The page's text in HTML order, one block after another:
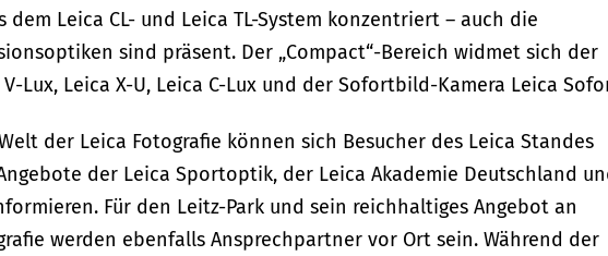
dem Leica CL- und Leica TL-System konzentriert – auch die
sind präsent. Der „Compact“-Bereich widmet sich der
V-Lux, Leica X-U, Leica C-Lux und der Sofortbild-Kamera Leica
der Leica Fotografie können sich Besucher des Leica Standes
der Leica Sportoptik, der Leica Akademie Deutschland
Für den Leitz-Park und sein reichhaltiges Angebot an
werden ebenfalls Ansprechpartner vor Ort sein. Während der